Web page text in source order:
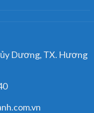
Dương, TX. Hương